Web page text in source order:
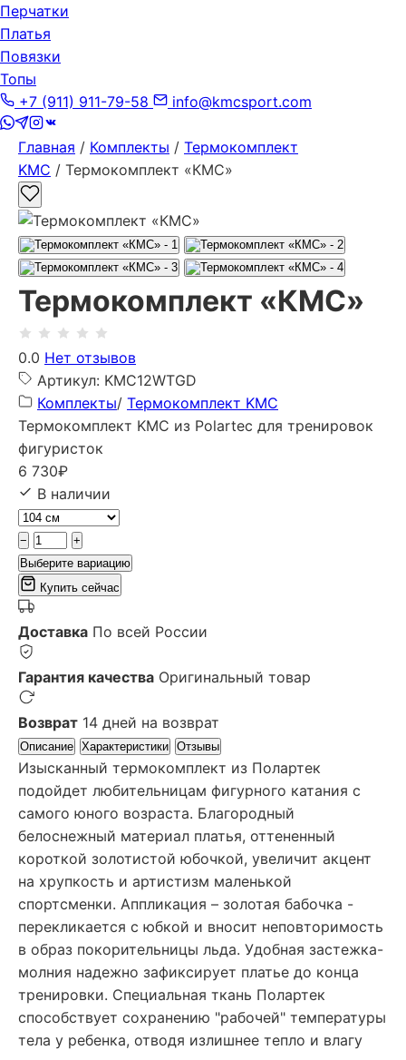
Перчатки
Платья
Повязки
Топы
+7 (911) 911-79-58
info@kmcsport.com
Главная / Комплекты / Термокомплект
KMC / Термокомплект «КМС»
Термокомплект «КМС»
0.0 Нет отзывов
Артикул: KMC12WTGD
Комплекты/ Термокомплект KMC
Термокомплект KMC из Polartec для тренировок
фигуристок
6 730₽
В наличии
−
+
Выберите вариацию
Купить сейчас
Доставка По всей России
Гарантия качества Оригинальный товар
Возврат 14 дней на возврат
Описание Характеристики Отзывы
Изысканный термокомплект из Полартек
подойдет любительницам фигурного катания с
самого юного возраста. Благородный
белоснежный материал платья, оттененный
короткой золотистой юбочкой, увеличит акцент
на хрупкость и артистизм маленькой
спортсменки. Аппликация – золотая бабочка -
перекликается с юбкой и вносит неповторимость
в образ покорительницы льда. Удобная застежка-
молния надежно зафиксирует платье до конца
тренировки. Специальная ткань Полартек
способствует сохранению "рабочей" температуры
тела у ребенка, отводя излишнее тепло и влагу